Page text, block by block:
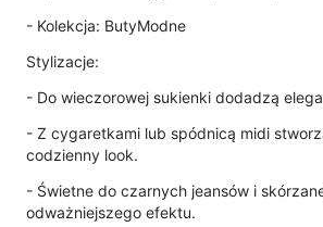
- Kolekcja: ButyModne
Stylizacje:
- Do wieczorowej sukienki dodadzą
- Z cygaretkami lub spódnicą midi
codzienny look.
- Świetne do czarnych jeansów i
odważniejszego efektu.